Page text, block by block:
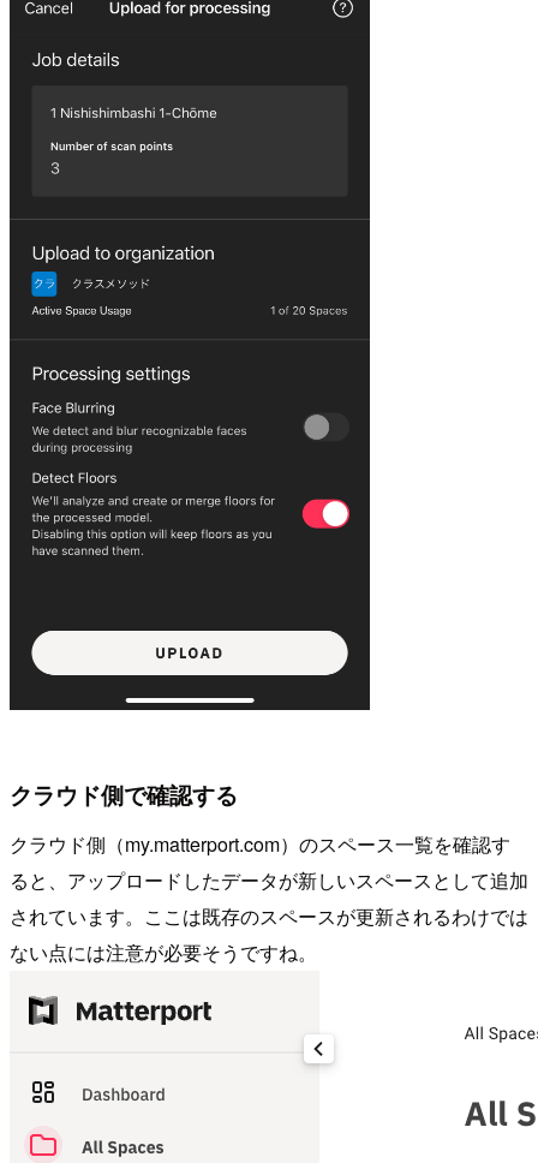
クラウド側で確認する
クラウド側（my.matterport.com）のスペース一覧を確認す
ると、アップロードしたデータが新しいスペースとして追加
されています。ここは既存のスペースが更新されるわけでは
ない点には注意が必要そうですね。